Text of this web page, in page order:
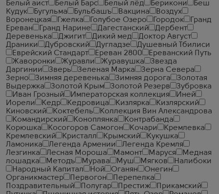
Белый аист
Белый Барс Белый лёд Берикони
Беш
Кудук
Бугульма Бульбашъ Вакцина
Воздух
Воронецкая
Гжелка Голубое Озеро Городок
Гранд
Ереван
Гранд Нарине Дагестанский
Дербент
Деревенька
Джигит Дикий мед
Доктор Август
Драники
Дубровский Дугладзе
Душевный Тбилиси
Еврейский Стандарт
Ереван 2800
Ереванский Путь
Жаворонки
Журавли Журавушка
Звезда
Даргинии
Зверь Зеленая Марка
Зерна Севера
Зерно
Зимняя деревенька Зимняя дорога
Золотая
Выдержка
Золотой Крым Золотой Резерв
Зубровка
Иван Грозный
Императорская коллекция
Иней
Иорели
Кедр Кедровица Кизлярка
Кизлярский
Киновский
Коктебель
Коллекция Вин Александрова
Командирский
Коноплянка
Контрабанда
Корюшка
Косогоров Самогон Кочари
Кремлевка
Кремлевский
Кристалл Крымский
Кукушка
Ламоника
Легенда Армении
Легенда Кремля
Лезгинка
Лесная Мороша Мамонт Маруся
Медная
лошадка
Методъ Мурава Муш Мягков
Налибоки
Народный Капитал
Ной Оганян
Онегин
Органикмастер
Первогон
Перепелка
Поздравительный
Полугар Престиж
Прикамский